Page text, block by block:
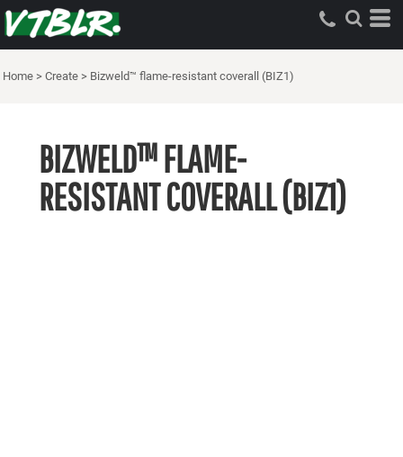
Home > Create > Bizweld™ flame-resistant coverall (BIZ1)
BIZWELD™ FLAME-
RESISTANT COVERALL (BIZ1)